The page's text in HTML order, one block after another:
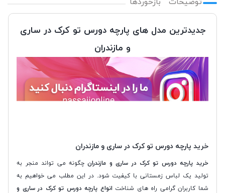
جدیدترین مدل های پارچه دورس تو کرک در ساری
و مازندران
خرید پارچه دورس تو کرک در ساری و مازندران
خرید پارچه دورس تو کرک در ساری و مازندرانچگونه می تواند منجر به
تولید یک لباس زمستانی با کیفیت شود. در این مطلب می خواهیم به
شما کاربران گرامی راه های شناخت انواع پارچه دورس تو کرک در ساری و